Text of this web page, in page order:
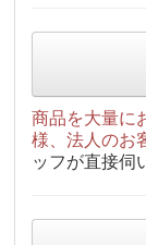
商品を大量に
様、法人のお
ッフが直接伺